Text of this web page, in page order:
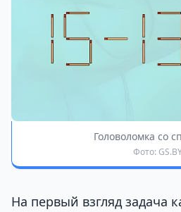
Головоломка со
Фото:
На первый взгляд задача